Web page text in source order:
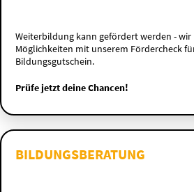
Weiterbildung kann gefördert werden -
Möglichkeiten mit unserem Fördercheck
Bildungsgutschein.
Prüfe jetzt deine Chancen!
BILDUNGSBERATUNG